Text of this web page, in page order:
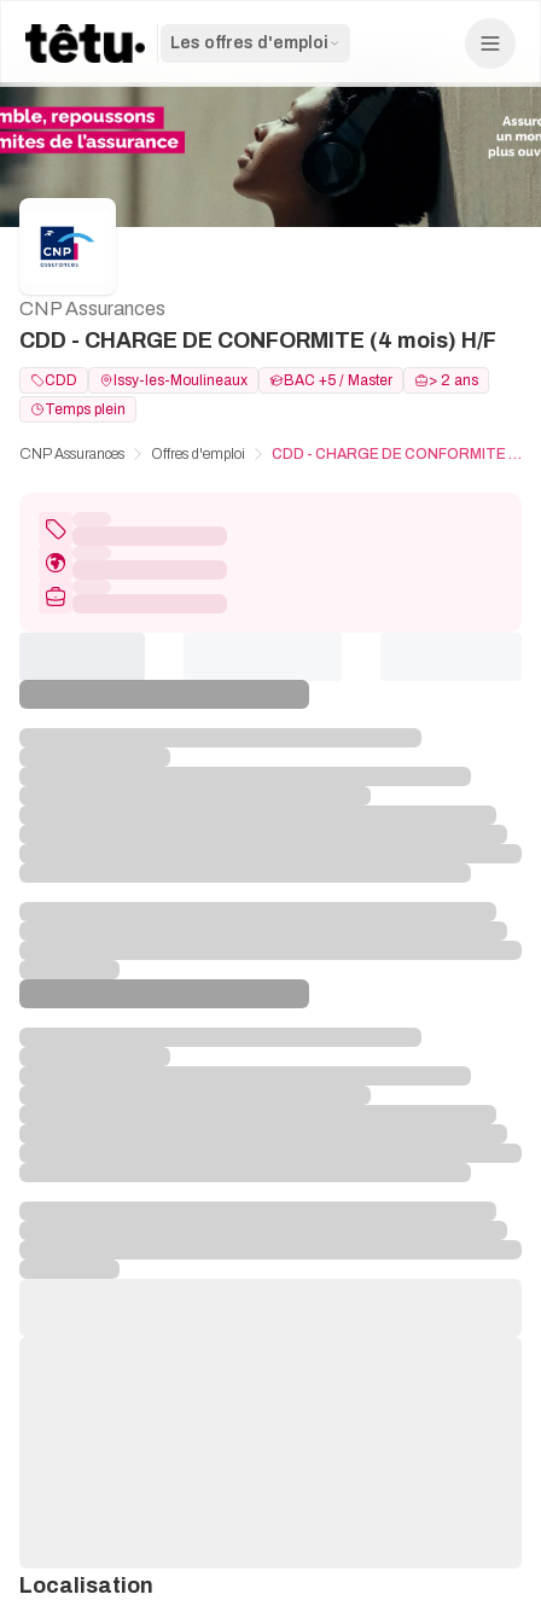
Les offres d'emploi
CDD - CHARGE DE CONFORMITE (4 mois) H/F
CNP Assurances
CDD Issy-les-Moulineaux BAC +5 / Master
> 2 ans
Temps plein
CNP Assurances Offres d'emploi CDD - CHARGE DE CONFORMITE (4 mois) H/F
Localisation